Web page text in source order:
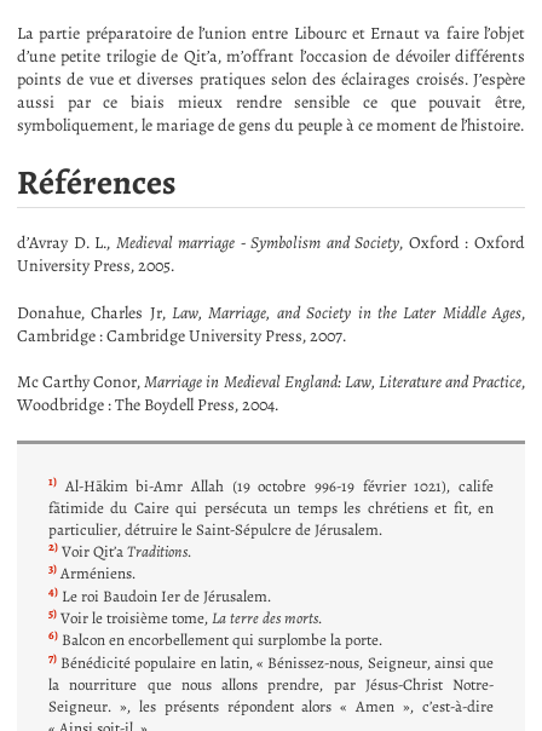
La partie préparatoire de l’union entre Libourc et Ernaut va faire l’objet
d’une petite trilogie de Qit’a, m’offrant l’occasion de dévoiler différents
points de vue et diverses pratiques selon des éclairages croisés. J’espère
aussi par ce biais mieux rendre sensible ce que pouvait être,
symboliquement, le mariage de gens du peuple à ce moment de l’histoire.
Références
d’Avray D. L., Medieval marriage - Symbolism and Society, Oxford : Oxford
University Press, 2005.
Donahue, Charles Jr,Law, Marriage, and Society in the Later Middle Ages,
Cambridge : Cambridge University Press, 2007.
Mc Carthy Conor,Marriage in Medieval England: Law, Literature and Practice,
Woodbridge : The Boydell Press, 2004.
1) Al-Hākim bi-Amr Allah (19 octobre 996-19 février 1021), calife
fātimide du Caire qui persécuta un temps les chrétiens et fit, en
particulier, détruire le Saint-Sépulcre de Jérusalem.
2) Voir Qit’aTraditions.
3) Arméniens.
4) Le roi Baudoin Ier de Jérusalem.
5) Voir le troisième tome,La terre des morts.
6) Balcon en encorbellement qui surplombe la porte.
7) Bénédicité populaire en latin, « Bénissez-nous, Seigneur, ainsi que
la nourriture que nous allons prendre, par Jésus-Christ Notre-
Seigneur. », les présents répondent alors « Amen », c’est-à-dire